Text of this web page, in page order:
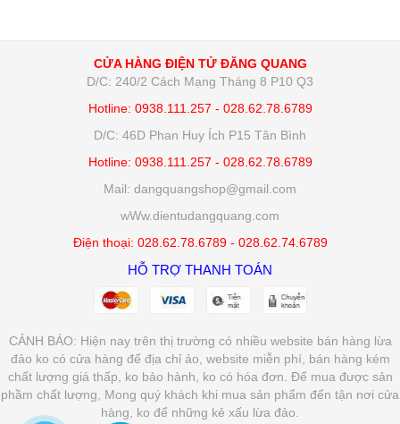
CỬA HÀNG ĐIỆN TỬ ĐĂNG QUANG
D/C: 240/2 Cách Mạng Tháng 8 P10 Q3
Hotline: 0938.111.257 - 028.62.78.6789
D/C: 46D Phan Huy Ích P15 Tân Bình
Hotline: 0938.111.257 - 028.62.78.6789
Mail: dangquangshop@gmail.com
wWw.dientudangquang.com
Điện thoại: 028.62.78.6789 - 028.62.74.6789
HỖ TRỢ THANH TOÁN
CẢNH BÁO: Hiện nay trên thị trường có nhiều website bán hàng lừa
đảo ko có cửa hàng để địa chỉ ảo, website miễn phí, bán hàng kém
chất lượng giá thấp, ko bảo hành, ko có hóa đơn. Để mua được sản
phầm chất lượng, Mong quý khách khi mua sản phẩm đến tận nơi cửa
hàng, ko để những kẻ xấu lừa đảo.